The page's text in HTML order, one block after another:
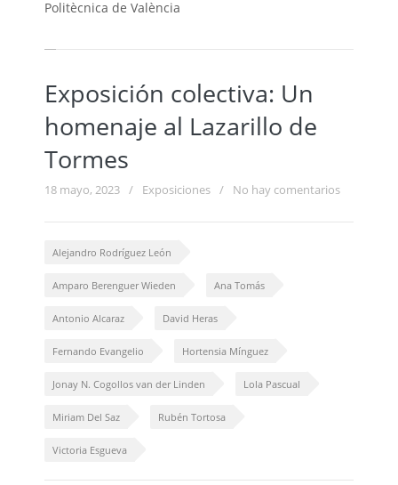
Politècnica de València
Exposición colectiva: Un
homenaje al Lazarillo de
Tormes
18 mayo, 2023 / Exposiciones / No hay comentarios
Alejandro Rodríguez León
Amparo Berenguer Wieden Ana Tomás
Antonio Alcaraz David Heras
Fernando Evangelio Hortensia Mínguez
Jonay N. Cogollos van der Linden Lola Pascual
Miriam Del Saz Rubén Tortosa
Victoria Esgueva